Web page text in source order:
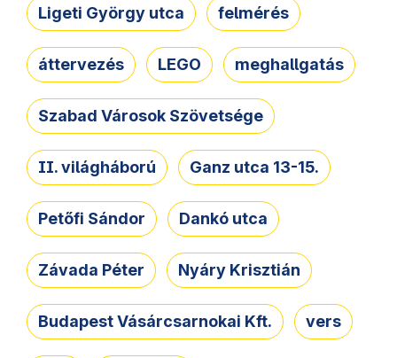
Ligeti György utca felmérés
áttervezés LEGO meghallgatás
Szabad Városok Szövetsége
II. világháború Ganz utca 13-15.
Petőfi Sándor Dankó utca
Závada Péter Nyáry Krisztián
Budapest Vásárcsarnokai Kft. vers